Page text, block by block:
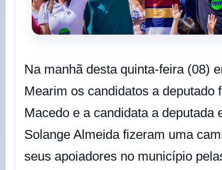
Na manhã desta quinta-feira (08)
Mearim os candidatos a deputado
Macedo e a candidata a deputada
Solange Almeida fizeram uma
seus apoiadores no município